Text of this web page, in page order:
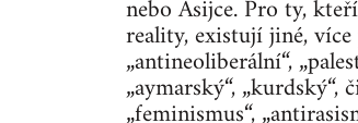
nebo Asijce. Pro ty,
reality, existují jiné,
„antineoliberální“,
„aymarský“,